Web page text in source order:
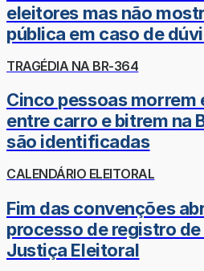
eleitores mas não
pública em caso de
TRAGÉDIA NA BR-364
Cinco pessoas
entre carro e bitrem na
são identificadas
CALENDÁRIO ELEITORAL
Fim das convenções
processo de registro
Justiça Eleitoral